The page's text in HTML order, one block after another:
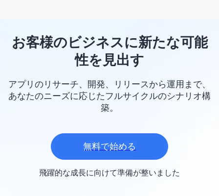
お客様のビジネスに新たな可能
性を見出す
アプリのリサーチ、開発、リリースから運用まで、
あなたのニーズに応じたフルサイクルのシナリオ構
築。
無料で始める
飛躍的な成長に向けて準備が整いました